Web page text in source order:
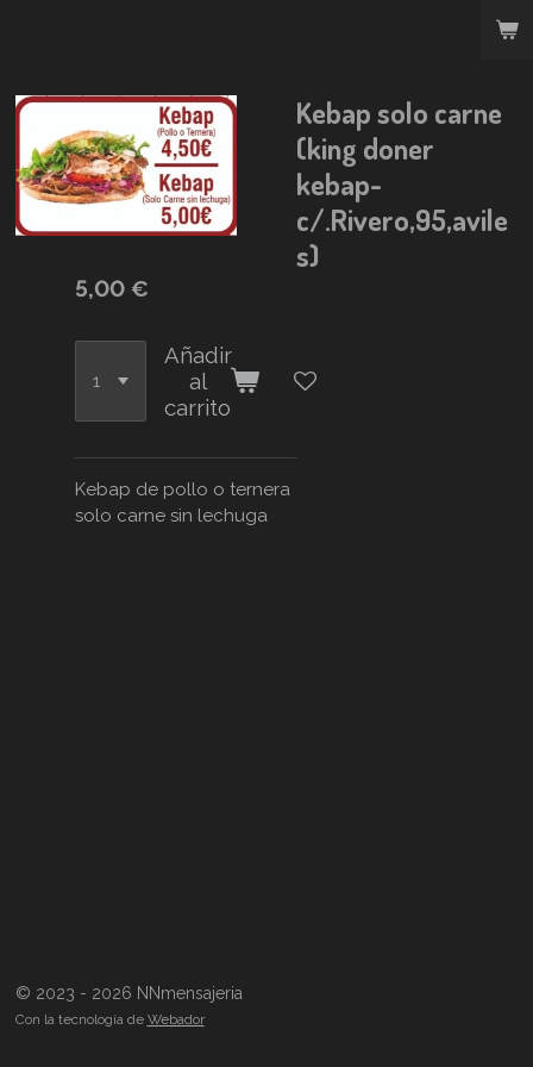
principal
Kebap solo carne
(king doner
kebap-
c/.Rivero,95,avile
s)
5,00 €
Añadir
al
carrito
Kebap de pollo o ternera
solo carne sin lechuga
© 2023 - 2026 NNmensajeria
Con la tecnología de Webador